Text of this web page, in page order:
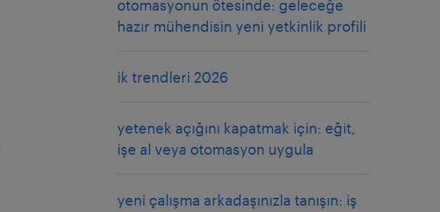
otomasyonun ötesinde: geleceğe
hazır mühendisin yeni yetkinlik profili
ik trendleri 2026
yetenek açığını kapatmak için: eğit,
işe al veya otomasyon uygula
yeni çalışma arkadaşınızla tanışın: iş